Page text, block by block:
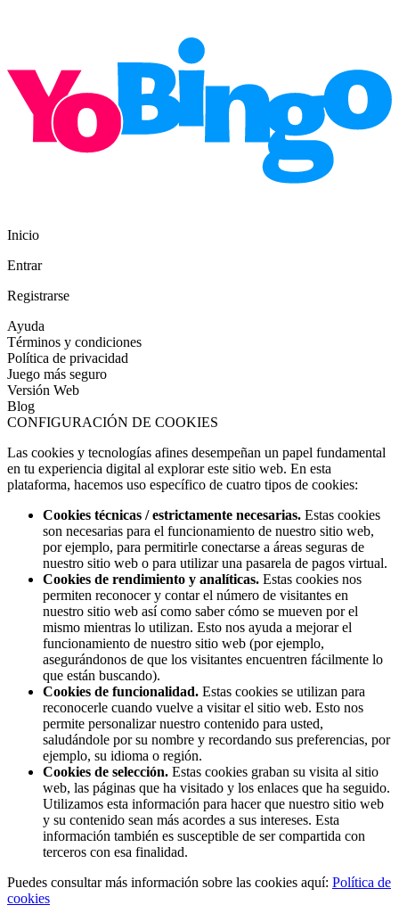
Inicio
Entrar
Registrarse
Ayuda
Términos y condiciones
Política de privacidad
Juego más seguro
Versión Web
Blog
CONFIGURACIÓN DE COOKIES
Las cookies y tecnologías afines desempeñan un papel fundamental
en tu experiencia digital al explorar este sitio web. En esta
plataforma, hacemos uso específico de cuatro tipos de cookies:
Cookies técnicas / estrictamente necesarias. Estas cookies
son necesarias para el funcionamiento de nuestro sitio web,
por ejemplo, para permitirle conectarse a áreas seguras de
nuestro sitio web o para utilizar una pasarela de pagos virtual.
Cookies de rendimiento y analíticas. Estas cookies nos
permiten reconocer y contar el número de visitantes en
nuestro sitio web así como saber cómo se mueven por el
mismo mientras lo utilizan. Esto nos ayuda a mejorar el
funcionamiento de nuestro sitio web (por ejemplo,
asegurándonos de que los visitantes encuentren fácilmente lo
que están buscando).
Cookies de funcionalidad. Estas cookies se utilizan para
reconocerle cuando vuelve a visitar el sitio web. Esto nos
permite personalizar nuestro contenido para usted,
saludándole por su nombre y recordando sus preferencias, por
ejemplo, su idioma o región.
Cookies de selección. Estas cookies graban su visita al sitio
web, las páginas que ha visitado y los enlaces que ha seguido.
Utilizamos esta información para hacer que nuestro sitio web
y su contenido sean más acordes a sus intereses. Esta
información también es susceptible de ser compartida con
terceros con esa finalidad.
Puedes consultar más información sobre las cookies aquí: Política de
cookies